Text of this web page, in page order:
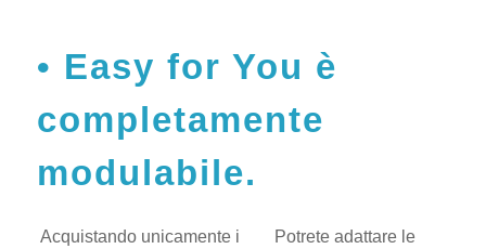
Easy for You è
completamente
modulabile.
Acquistando unicamente i
Potrete adattare le